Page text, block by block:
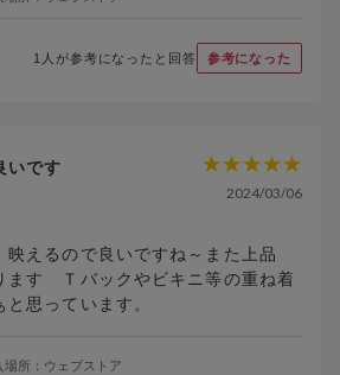
1 人が参考になったと回答 参考になった
です
2024/03/06
映えるので良いですね～また上品
ます Ｔバックやビキニ等の重ね着
思っています。
場所： ウェブストア